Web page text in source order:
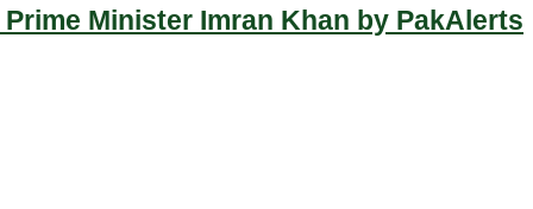
Minister Imran Khan by PakAlerts